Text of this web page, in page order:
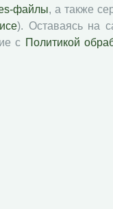
файлы, а также
). Оставаясь на
с Политикой